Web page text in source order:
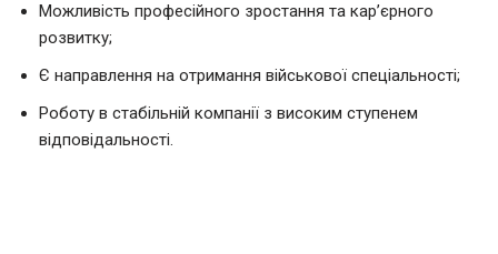
Можливість професійного зростання та кар’єрного
розвитку;
Є направлення на отримання військової спеціальності;
Роботу в стабільній компанії з високим ступенем
відповідальності.